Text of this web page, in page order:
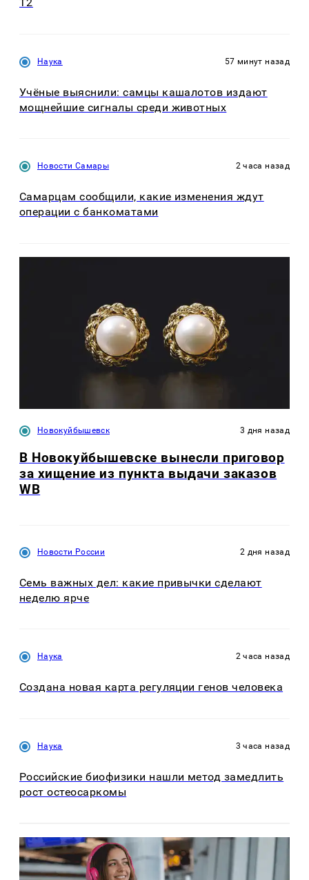
T2
Наука 57 минут назад
Учёные выяснили: самцы кашалотов издают
мощнейшие сигналы среди животных
Новости Самары 2 часа назад
Самарцам сообщили, какие изменения ждут
операции с банкоматами
Новокуйбышевск 3 дня назад
В Новокуйбышевске вынесли приговор
за хищение из пункта выдачи заказов
WB
Новости России 2 дня назад
Семь важных дел: какие привычки сделают
неделю ярче
Наука 2 часа назад
Создана новая карта регуляции генов человека
Наука 3 часа назад
Российские биофизики нашли метод замедлить
рост остеосаркомы